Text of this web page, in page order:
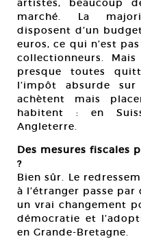
artistes, beaucoup
marché. La
disposent d’un
euros, ce qui n’est
collectionneurs.
presque toutes
l’impôt absurde
achètent mais
habitent : en
Angleterre.
Des mesures fiscales
?
Bien sûr. Le
à l’étranger passe
un vrai changement
démocratie et
en Grande-Bretagne.